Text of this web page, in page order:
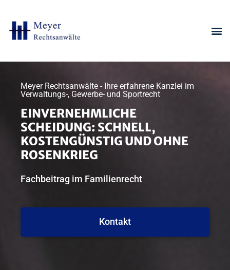
Meyer Rechtsanwälte - Ihre erfahrene Kanzlei im
Verwaltungs-, Gewerbe- und Sportrecht
EINVERNEHMLICHE
SCHEIDUNG: SCHNELL,
KOSTENGÜNSTIG UND OHNE
ROSENKRIEG
Fachbeitrag im Familienrecht
Kontakt